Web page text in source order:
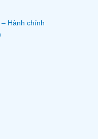
Hành chính